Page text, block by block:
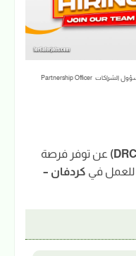
عن توفر فرصة
للعمل في كردفان –